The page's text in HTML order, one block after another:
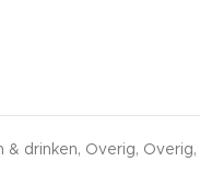
& drinken, Overig, Overig,